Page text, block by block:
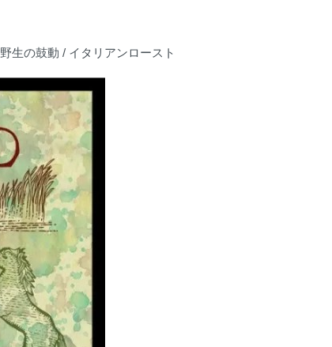
野生の鼓動 / イタリアンロースト